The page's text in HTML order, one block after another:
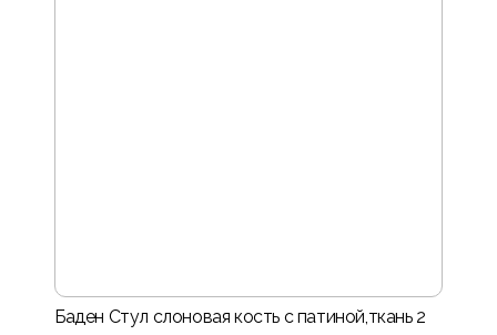
Баден Стул слоновая кость с патиной,ткань 2